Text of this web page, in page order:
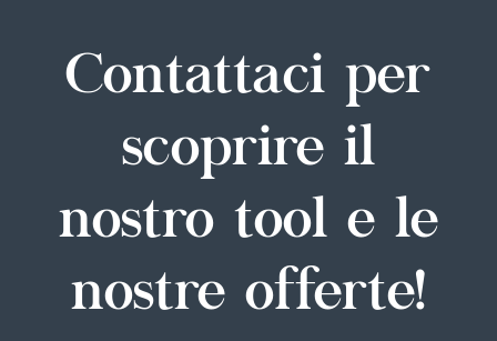
Contattaci per
scoprire il
nostro tool e le
nostre offerte!